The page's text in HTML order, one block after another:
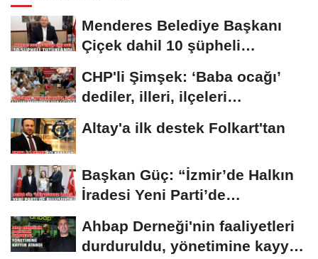
Menderes Belediye Başkanı
Çiçek dahil 10 şüpheli
CHP'li Şimşek: ‘Baba ocağı’
dediler, illeri, ilçeleri
Altay'a ilk destek Folkart'tan
Başkan Güç: “İzmir’de Halkın
İradesi Yeni Parti’de
Ahbap Derneği'nin faaliyetleri
durduruldu, yönetimine kayyım